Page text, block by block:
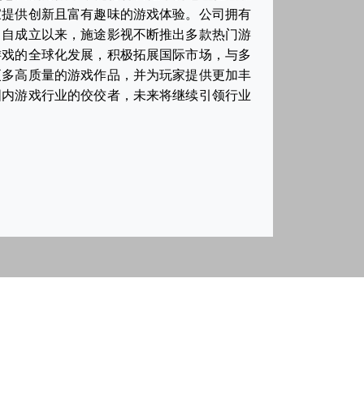
供创新且富有趣味的游戏体验。公司拥有
成立以来，施途影视不断推出多款热门游
的全球化发展，积极拓展国际市场，与多
高质量的游戏作品，并为玩家提供更加丰
游戏行业的佼佼者，未来将继续引领行业